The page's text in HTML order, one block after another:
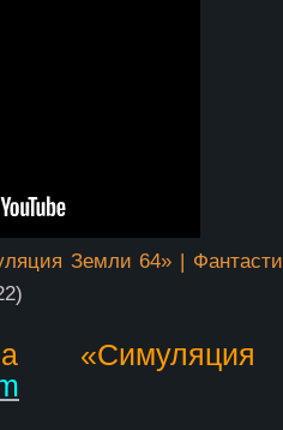
Земли 64» |